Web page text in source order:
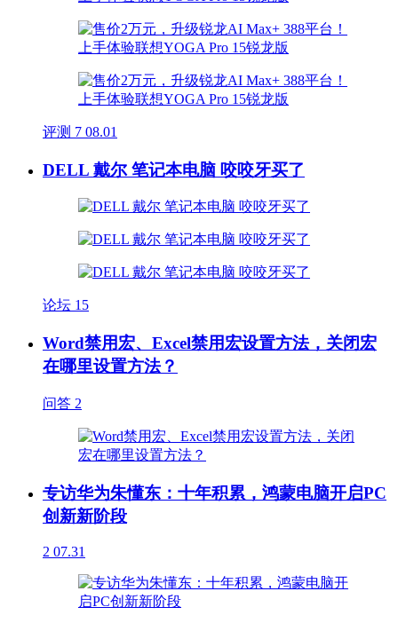
评测 7 08.01
DELL 戴尔 笔记本电脑 咬咬牙买了
论坛 15
Word禁用宏、Excel禁用宏设置方法，关闭宏
在哪里设置方法？
问答 2
专访华为朱懂东：十年积累，鸿蒙电脑开启PC
创新新阶段
2 07.31